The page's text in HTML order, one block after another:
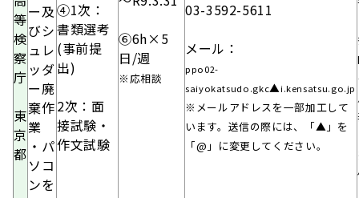
等
検
察
庁
東
京
都
ー及
びシ
ュレ
ッダ
ー廃
棄作
業
・パ
ソコ
ンを
④1次：
書類選考
(事前提
出)
2次： 面
接試験・
作文試験
⑥6h×5
日/週
※応相談
03-3592-5611
メール：
ppo02-
saiyokatsudo.gkc▲i.kensatsu.go.jp
※メールアドレスを一部加工して
います。送信の際には、「▲」を
「@」に変更してください。